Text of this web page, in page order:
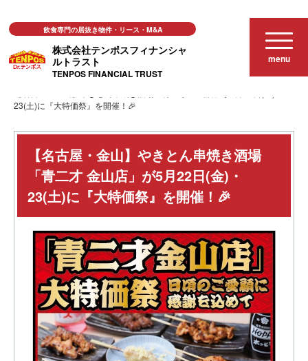
株式会社テンポスフィナンシャ
ルトラスト
TENPOS FINANCIAL TRUST
飲食専門の居抜き物件・リース・M&A
menu
お知らせ
23(土)に『大特価祭』を開催！🎉
【名古屋・金山】やきとん串焼き酒場
「青二才 金山店」が5月22日(金)・
23(土)に『大特価祭』を開催！🎉